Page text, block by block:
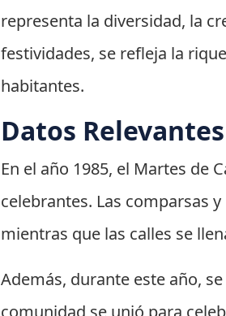
representa la diversidad, la
festividades, se refleja la
habitantes.
Datos
En el año 1985, el Martes de
celebrantes. Las comparsas
mientras que las calles se
Además, durante este año,
comunidad se unió para